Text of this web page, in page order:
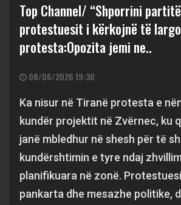
Top Channel/ “Shporrini
protestuesit i kërkojnë të
protesta:Opozita jemi ne..
08/06/2026 19:30
Ka nisur në Tiranë protesta e
kundër projektit në Zvërnec, ku
janë mbledhur në shesh për të
kundërshtimin e tyre ndaj
planifikuara në zonë.
pankarta dhe mesazhe politike,